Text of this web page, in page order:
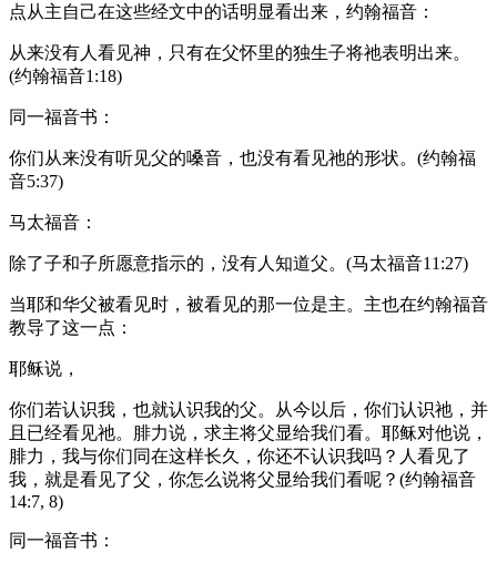
点从主自己在这些经文中的话明显看出来，约翰福音：
从来没有人看见神，只有在父怀里的独生子将祂表明出来。
(约翰福音1:18)
同一福音书：
你们从来没有听见父的嗓音，也没有看见祂的形状。(约翰福
音5:37)
马太福音：
除了子和子所愿意指示的，没有人知道父。(马太福音11:27)
当耶和华父被看见时，被看见的那一位是主。主也在约翰福音
教导了这一点：
耶稣说，
你们若认识我，也就认识我的父。从今以后，你们认识祂，并
且已经看见祂。腓力说，求主将父显给我们看。耶稣对他说，
腓力，我与你们同在这样长久，你还不认识我吗？人看见了
我，就是看见了父，你怎么说将父显给我们看呢？(约翰福音
14:7, 8)
同一福音书：